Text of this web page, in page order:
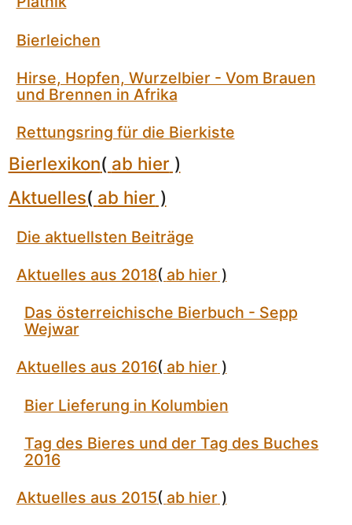
Bierleichen
Hirse, Hopfen, Wurzelbier - Vom Brauen
und Brennen in Afrika
Rettungsring für die Bierkiste
Bierlexikon( ab hier)
Aktuelles( ab hier)
Die aktuellsten Beiträge
Aktuelles aus 2018( ab hier)
Das österreichische Bierbuch - Sepp
Wejwar
Aktuelles aus 2016( ab hier)
Bier Lieferung in Kolumbien
Tag des Bieres und der Tag des Buches
2016
Aktuelles aus 2015( ab hier)